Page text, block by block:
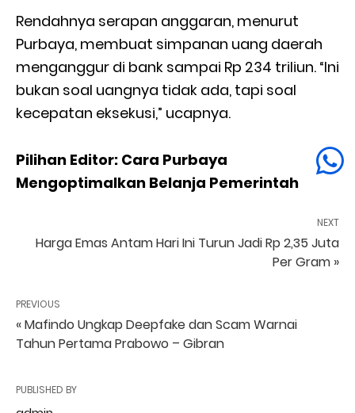
Rendahnya serapan anggaran, menurut
Purbaya, membuat simpanan uang daerah
menganggur di bank sampai Rp 234 triliun. “Ini
bukan soal uangnya tidak ada, tapi soal
kecepatan eksekusi,” ucapnya.
Pilihan Editor: Cara Purbaya
Mengoptimalkan Belanja Pemerintah
NEXT
Harga Emas Antam Hari Ini Turun Jadi Rp 2,35 Juta
Per Gram »
PREVIOUS
« Mafindo Ungkap Deepfake dan Scam Warnai
Tahun Pertama Prabowo – Gibran
PUBLISHED BY